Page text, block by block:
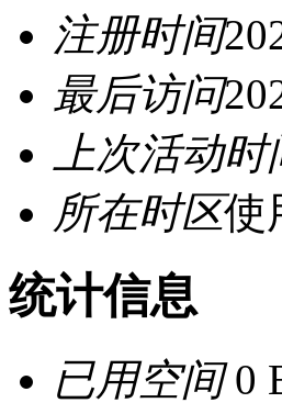
注册时间
最后访问
上次活动时
所在时区使
统计信息
已用空间0